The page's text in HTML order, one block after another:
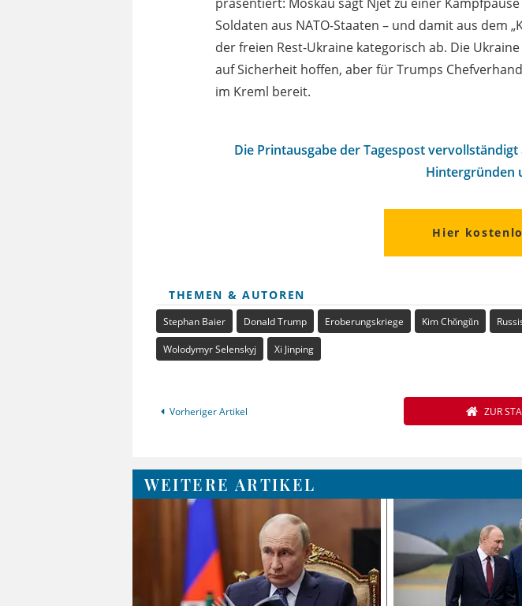
Soldaten aus NATO-Staaten – und damit aus dem
der freien Rest-Ukraine kategorisch ab. Die
auf Sicherheit hoffen, aber für Trumps
im Kreml bereit.
Die Printausgabe der Tagespost
Hintergründen
Hier
THEMEN & AUTOREN
Stephan Baier Donald Trump Eroberungskriege Kim Chŏngŭn
Wolodymyr Selenskyj Xi Jinping
Vorheriger Artikel ZUR
WEITERE ARTIKEL